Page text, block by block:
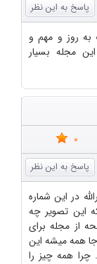
به روز و مهم و
مجله بسیار
0
در این شماره
این تصویر چه
از مجله برای
همه میشه این
چرا همه چیز را